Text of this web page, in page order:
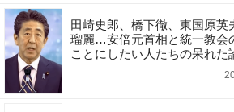
田崎史郎、橋下徹、東国原英
瑠麗…安倍元首相と統一教会
ことにしたい人たちの呆れた